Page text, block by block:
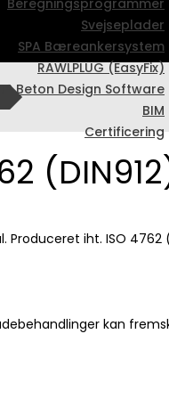
Beregningsprogrammer
Svejseplader
SPA Bæreankersystem
RAWLPLUG (EasyFix)
Beton Design Software
BIM
Certificering
Produceret iht. ISO 4762
kan